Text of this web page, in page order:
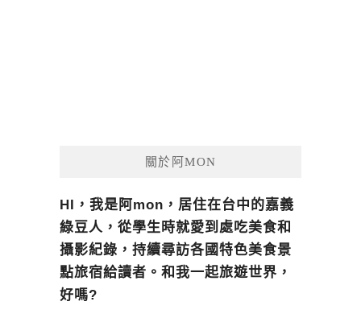
關於阿MON
HI，我是阿mon，居住在台中的嘉義
綠豆人，從學生時就愛到處吃美食和
攝影紀錄，持續尋訪各國特色美食景
點旅宿給讀者。和我一起旅遊世界，
好嗎?